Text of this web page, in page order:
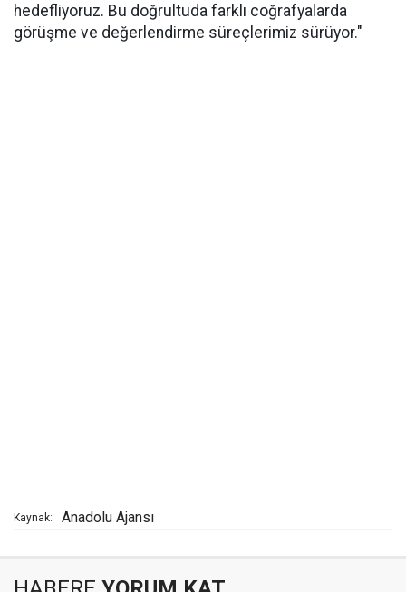
hedefliyoruz. Bu doğrultuda farklı coğrafyalarda
görüşme ve değerlendirme süreçlerimiz sürüyor."
Kaynak: Anadolu Ajansı